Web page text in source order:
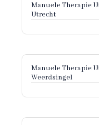
Manuele Therapie
Utrecht
Manuele Therapie
Weerdsingel